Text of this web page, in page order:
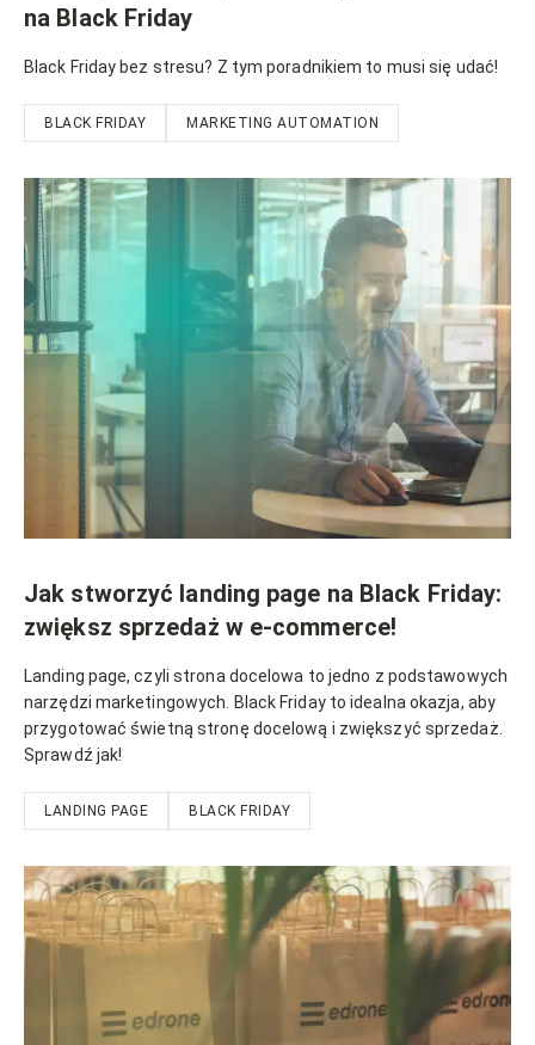
na Black Friday
Black Friday bez stresu? Z tym poradnikiem to musi się udać!
BLACK FRIDAY MARKETING AUTOMATION
Jak stworzyć landing page na Black Friday:
zwiększ sprzedaż w e-commerce!
Landing page, czyli strona docelowa to jedno z podstawowych
narzędzi marketingowych. Black Friday to idealna okazja, aby
przygotować świetną stronę docelową i zwiększyć sprzedaż.
Sprawdź jak!
LANDING PAGE BLACK FRIDAY